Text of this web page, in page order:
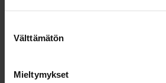
valinta
Välttämätön
Mieltymykset
29.2.2024
Jaana Luoma